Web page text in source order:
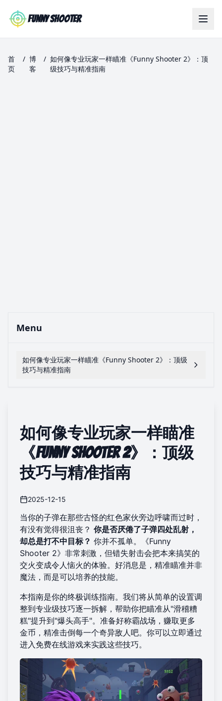
Funny Shooter
首
页
/ 博
客
/ 如何像专业玩家一样瞄准《Funny Shooter 2》：顶
级技巧与精准指南
Menu
如何像专业玩家一样瞄准《Funny Shooter 2》：顶级
技巧与精准指南
如何像专业玩家一样瞄准
《Funny Shooter 2》：顶级
技巧与精准指南
2025-12-15
当你的子弹在那些古怪的红色家伙旁边呼啸而过时，
有没有觉得很沮丧？ 你是否厌倦了子弹四处乱射，
却总是打不中目标？ 你并不孤单。《Funny
Shooter 2》非常刺激，但错失射击会把本来搞笑的
交火变成令人恼火的体验。好消息是，精准瞄准并非
魔法，而是可以培养的技能。
本指南是你的终极训练指南。我们将从简单的设置调
整到专业级技巧逐一拆解，帮助你把瞄准从"滑稽糟
糕"提升到"爆头高手"。准备好称霸战场，赚取更多
金币，精准击倒每一个奇异敌人吧。你可以立即通过
进入 免费在线游戏来实践这些技巧。